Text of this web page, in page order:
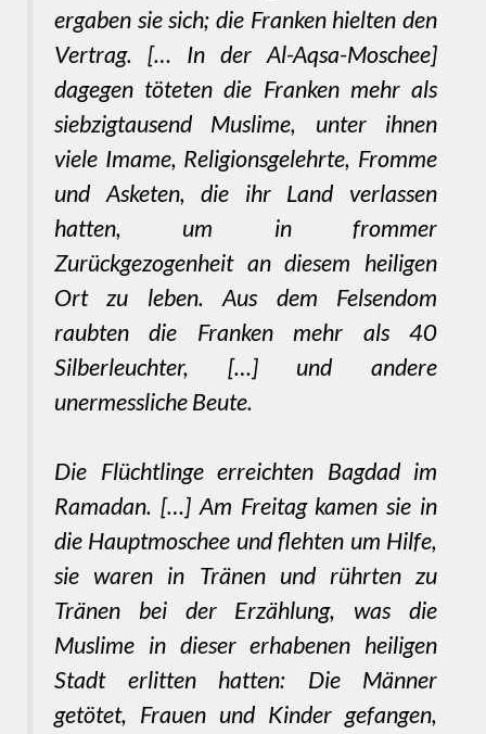
ergaben sie sich; die Franken hielten den
Vertrag. [… In der Al-Aqsa-Moschee]
dagegen töteten die Franken mehr als
siebzigtausend Muslime, unter ihnen
viele Imame, Religionsgelehrte, Fromme
und Asketen, die ihr Land verlassen
hatten, um in frommer
Zurückgezogenheit an diesem heiligen
Ort zu leben. Aus dem Felsendom
raubten die Franken mehr als 40
Silberleuchter, […] und andere
unermessliche Beute.
Die Flüchtlinge erreichten Bagdad im
Ramadan. […] Am Freitag kamen sie in
die Hauptmoschee und flehten um Hilfe,
sie waren in Tränen und rührten zu
Tränen bei der Erzählung, was die
Muslime in dieser erhabenen heiligen
Stadt erlitten hatten: Die Männer
getötet, Frauen und Kinder gefangen,